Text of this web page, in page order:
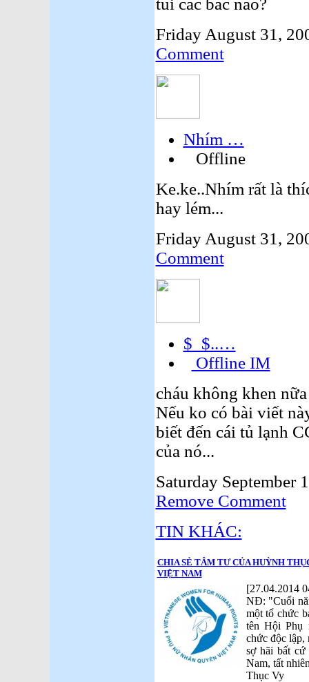
túi các bác nào?
Friday August 31,
Comment
Nhím …
Offline
Ke.ke..Nhím rất là
hay lém...
Friday August 31,
Comment
$_$..…
Offline IM
cháu không khen
Nếu ko có bài viết
biết đến cái tủ lạnh
của nó...
Saturday September
Remove Comment
TIN KHÁC:
CHIA SẺ TÂM TƯ CỦA HUỲNH
VIỆT NAM
[27.04.2014
NĐ: "Cuối
một tổ chức
tên Hội Phụ
chức độc lập,
sợ hãi bất
Nam, tất
Thục Vy